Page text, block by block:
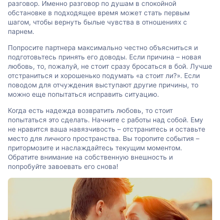
разговор. Именно разговор по душам в спокойной
обстановке в подходящее время может стать первым
шагом, чтобы вернуть былые чувства в отношениях с
парнем.
Попросите партнера максимально честно объясниться и
подготовьтесь принять его доводы. Если причина – новая
любовь, то, пожалуй, не стоит сразу бросаться в бой. Лучше
отстраниться и хорошенько подумать «а стоит ли?». Если
поводом для отчуждения выступают другие причины, то
можно еще попытаться исправить ситуацию.
Когда есть надежда возвратить любовь, то стоит
попытаться это сделать. Начните с работы над собой. Ему
не нравится ваша навязчивость – отстранитесь и оставьте
место для личного пространства. Вы торопите события –
притормозите и наслаждайтесь текущим моментом.
Обратите внимание на собственную внешность и
попробуйте завоевать его снова!